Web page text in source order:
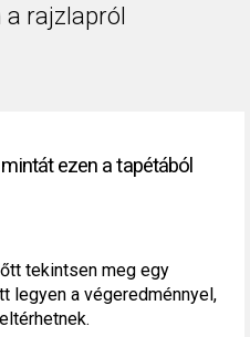
a rajzlapról
ezen a tapétából
tekintsen meg egy
legyen a végeredménnyel,